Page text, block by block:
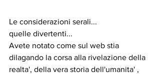
Le considerazioni serali...
quelle divertenti...
Avete notato come sul web stia
dilagando la corsa alla rivelazione della
realta', della vera storia dell'umanita' ,